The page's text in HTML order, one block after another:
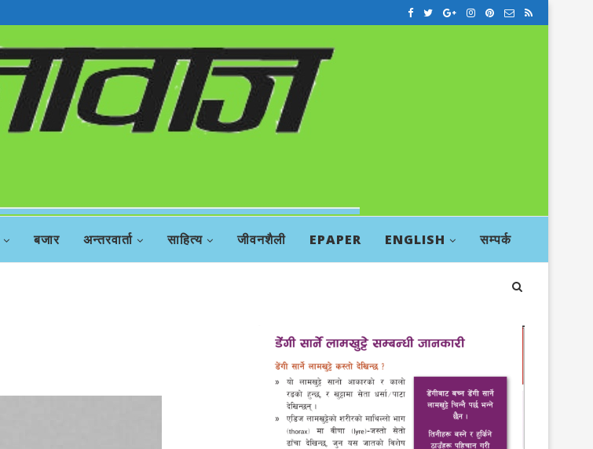
बजार अन्तरवार्ता साहित्य जीवनशैली EPAPER ENGLISH सम्पर्क